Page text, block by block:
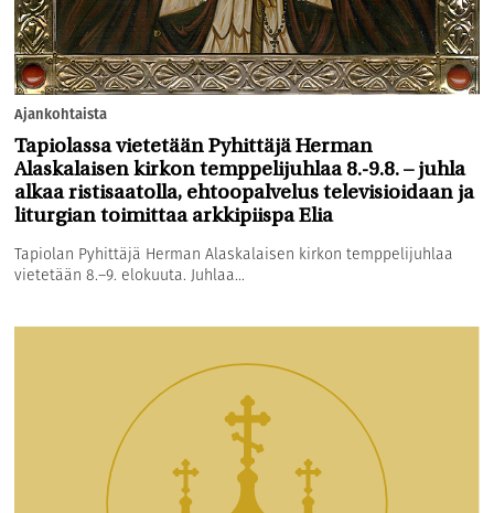
Ajankohtaista
Tapiolassa vietetään Pyhittäjä Herman
Alaskalaisen kirkon temppelijuhlaa 8.-9.8. – juhla
alkaa ristisaatolla, ehtoopalvelus televisioidaan ja
liturgian toimittaa arkkipiispa Elia
Tapiolan Pyhittäjä Herman Alaskalaisen kirkon temppelijuhlaa
vietetään 8.–9. elokuuta. Juhlaa...